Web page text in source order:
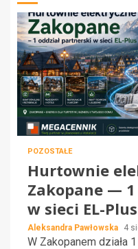
POZOSTAŁE
Hurtownie
Zakopane —
w sieci EL-Plus
Aleksandra Pawłowska 4
W Zakopanem działa